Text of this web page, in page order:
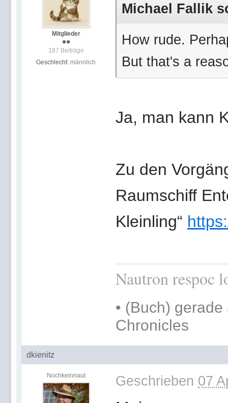
Mitglieder
187 Beiträge
Geschlecht: männlich
Michael Fallik
How rude.
But that's a
Ja, man kann
Zu den
Raumschiff
Kleinling“
Nautron respoc
• (Buch) gerade
Chronicles
dkienitz
Nochkeinnaut Geschrieben 07